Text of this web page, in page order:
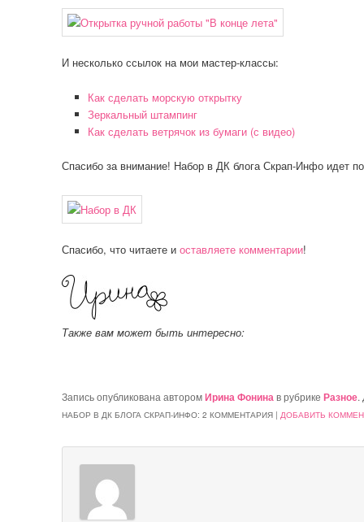
И несколько ссылок на мои мастер-классы:
Как сделать морскую открытку
Зеркальный штампинг
Как сделать ветрячок из бумаги (с видео)
Спасибо за внимание! Набор в ДК блога Скрап-Инфо идет
Спасибо, что читаете и оставляете комментарии!
Также вам может быть интересно:
Запись опубликована авторомИрина Фонинав рубрике Разное.
НАБОР В ДК БЛОГА СКРАП-ИНФО: 2 КОММЕНТАРИЯ | ДОБАВИТЬ